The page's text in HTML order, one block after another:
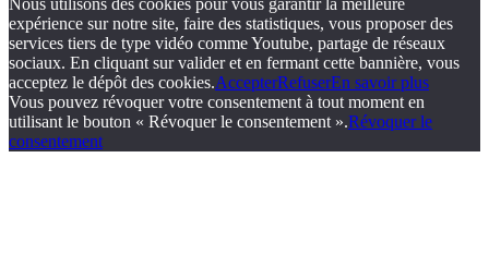
expérience sur notre site, faire des statistiques, vous proposer des
services tiers de type vidéo comme Youtube, partage de réseaux
sociaux. En cliquant sur valider et en fermant cette bannière, vous
acceptez le dépôt des cookies.AccepterRefuserEn savoir plus
Vous pouvez révoquer votre consentement à tout moment en
utilisant le bouton « Révoquer le consentement ».Révoquer le
consentement